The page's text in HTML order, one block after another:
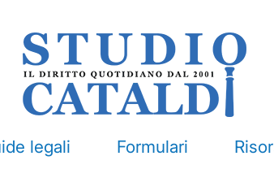
legali Formulari